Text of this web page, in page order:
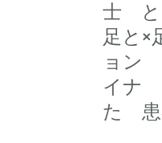
士 と
足と
ョン
イナ
た 患